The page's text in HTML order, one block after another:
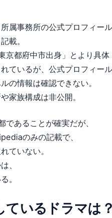
属事務所の公式プロフィール
載。
京都府中市出身」とより具体
ているが、公式プロフィール
の情報は確認できない。
家族構成は非公開。
あることが確実だが、
のみの記載で、
ていない。
、
。
ているドラマは